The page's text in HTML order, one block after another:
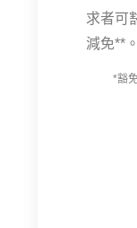
求者可
減免**。
*豁